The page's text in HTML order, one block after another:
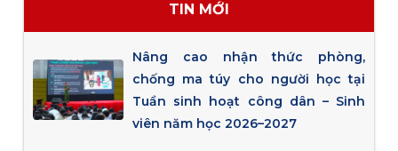
TIN MỚI
Nâng cao nhận thức phòng,
chống ma túy cho người học tại
Tuần sinh hoạt công dân – Sinh
viên năm học 2026–2027